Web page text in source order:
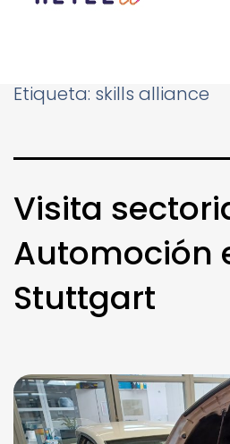
Etiqueta: skills alliance
Visita
Automoción
Stuttgart